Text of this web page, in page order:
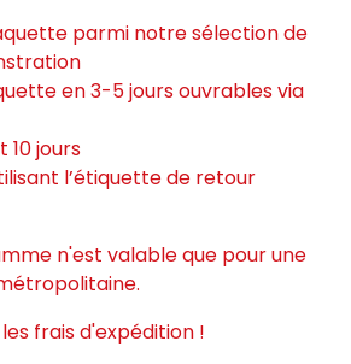
parmi notre sélection de
en 3-5 jours ouvrables via
10 jours
l’étiquette de retour
n'est valable que pour une
frais d'expédition !